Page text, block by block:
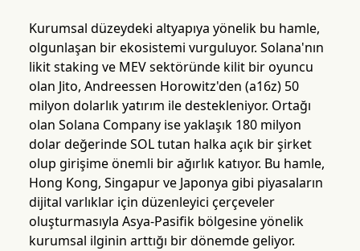
Kurumsal düzeydeki altyapıya yönelik bu hamle,
olgunlaşan bir ekosistemi vurguluyor. Solana'nın
likit staking ve MEV sektöründe kilit bir oyuncu
olan Jito, Andreessen Horowitz'den (a16z) 50
milyon dolarlık yatırım ile destekleniyor. Ortağı
olan Solana Company ise yaklaşık 180 milyon
dolar değerinde SOL tutan halka açık bir şirket
olup girişime önemli bir ağırlık katıyor. Bu hamle,
Hong Kong, Singapur ve Japonya gibi piyasaların
dijital varlıklar için düzenleyici çerçeveler
oluşturmasıyla Asya-Pasifik bölgesine yönelik
kurumsal ilginin arttığı bir dönemde geliyor.